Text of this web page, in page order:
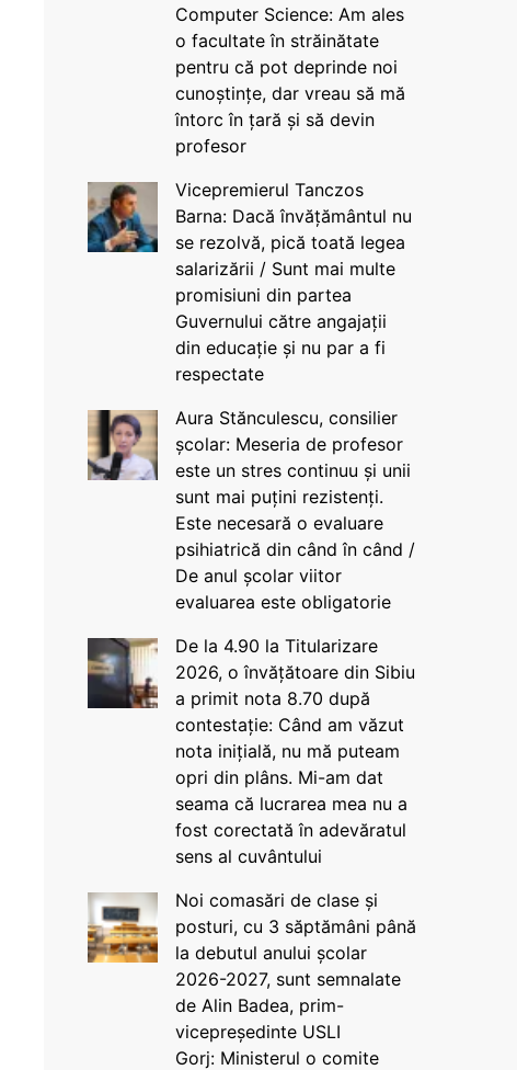
Computer Science: Am ales
o facultate în străinătate
pentru că pot deprinde noi
cunoștințe, dar vreau să mă
întorc în țară și să devin
profesor
Vicepremierul Tanczos
Barna: Dacă învățământul nu
se rezolvă, pică toată legea
salarizării / Sunt mai multe
promisiuni din partea
Guvernului către angajații
din educație și nu par a fi
respectate
Aura Stănculescu, consilier
școlar: Meseria de profesor
este un stres continuu și unii
sunt mai puțini rezistenți.
Este necesară o evaluare
psihiatrică din când în când /
De anul școlar viitor
evaluarea este obligatorie
De la 4.90 la Titularizare
2026, o învățătoare din Sibiu
a primit nota 8.70 după
contestație: Când am văzut
nota inițială, nu mă puteam
opri din plâns. Mi-am dat
seama că lucrarea mea nu a
fost corectată în adevăratul
sens al cuvântului
Noi comasări de clase și
posturi, cu 3 săptămâni până
la debutul anului școlar
2026-2027, sunt semnalate
de Alin Badea, prim-
vicepreședinte USLI
Gorj: Ministerul o comite